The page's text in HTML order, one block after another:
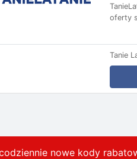
oferty
Tanie
nowe kody